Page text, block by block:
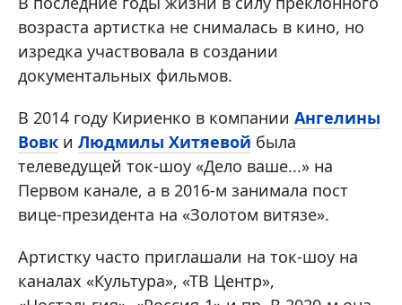
возраста артистка не снималась в кино, но
изредка участвовала в создании
документальных фильмов.
В 2014 году Кириенко в компании Ангелины
Вовк и Людмилы Хитяевой была
телеведущей ток-шоу «Дело ваше...» на
Первом канале, а в 2016-м занимала пост
вице-президента на «Золотом витязе».
Артистку часто приглашали на ток-шоу на
каналах «Культура», «ТВ Центр»,